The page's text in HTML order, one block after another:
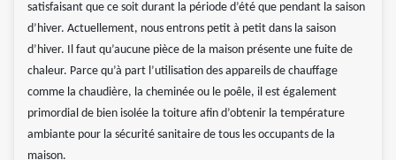
satisfaisant que ce soit durant la période d’été que pendant la saison
d’hiver. Actuellement, nous entrons petit à petit dans la saison
d’hiver. Il faut qu’aucune pièce de la maison présente une fuite de
chaleur. Parce qu’à part l’utilisation des appareils de chauffage
comme la chaudière, la cheminée ou le poêle, il est également
primordial de bien isolée la toiture afin d’obtenir la température
ambiante pour la sécurité sanitaire de tous les occupants de la
maison.